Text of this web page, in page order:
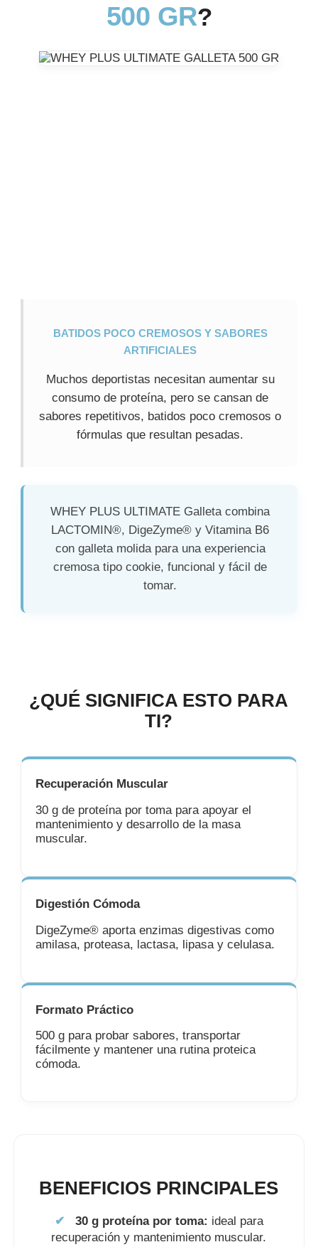
500 GR?
BATIDOS POCO CREMOSOS Y SABORES
ARTIFICIALES
Muchos deportistas necesitan aumentar su
consumo de proteína, pero se cansan de
sabores repetitivos, batidos poco cremosos o
fórmulas que resultan pesadas.
WHEY PLUS ULTIMATE Galleta combina
LACTOMIN®, DigeZyme® y Vitamina B6
con galleta molida para una experiencia
cremosa tipo cookie, funcional y fácil de
tomar.
¿QUÉ SIGNIFICA ESTO PARA
TI?
Recuperación Muscular
30 g de proteína por toma para apoyar el
mantenimiento y desarrollo de la masa
muscular.
Digestión Cómoda
DigeZyme® aporta enzimas digestivas como
amilasa, proteasa, lactasa, lipasa y celulasa.
Formato Práctico
500 g para probar sabores, transportar
fácilmente y mantener una rutina proteica
cómoda.
BENEFICIOS PRINCIPALES
✔ 30 g proteína por toma: ideal para
recuperación y mantenimiento muscular.